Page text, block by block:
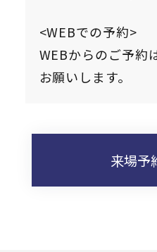
<WEBでの予約>
WEBからのご予約
お願いします。
来場予